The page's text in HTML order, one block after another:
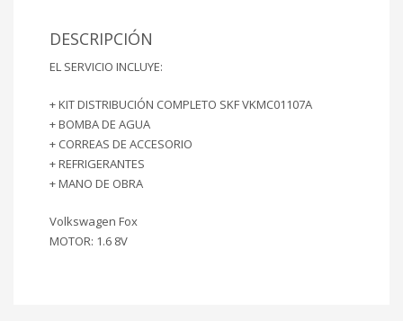
DESCRIPCIÓN
EL SERVICIO INCLUYE:
+ KIT DISTRIBUCIÓN COMPLETO SKF VKMC01107A
+ BOMBA DE AGUA
+ CORREAS DE ACCESORIO
+ REFRIGERANTES
+ MANO DE OBRA
Volkswagen Fox
MOTOR: 1.6 8V